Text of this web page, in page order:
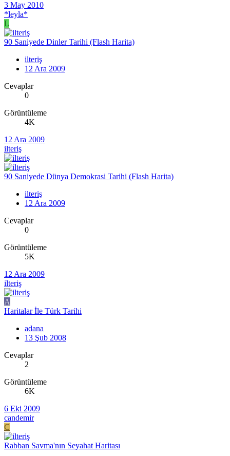
3 May 2010
*leyla*
L
90 Saniyede Dinler Tarihi (Flash Harita)
ilteriş
12 Ara 2009
Cevaplar
0
Görüntüleme
4K
12 Ara 2009
ilteriş
90 Saniyede Dünya Demokrasi Tarihi (Flash Harita)
ilteriş
12 Ara 2009
Cevaplar
0
Görüntüleme
5K
12 Ara 2009
ilteriş
A
Haritalar İle Türk Tarihi
adana
13 Şub 2008
Cevaplar
2
Görüntüleme
6K
6 Eki 2009
candemir
C
Rabban Savma'nın Seyahat Haritası